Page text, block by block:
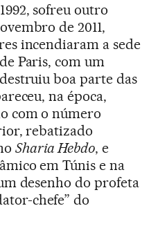
sofreu outro
de 2011,
incendiaram a sede
Paris, com um
boa parte das
na época,
com o número
rebatizado
Sharia Hebdo, e
em Túnis e na
desenho do profeta
chefe” do